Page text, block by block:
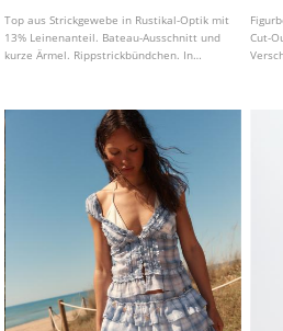
Top aus Strickgewebe in Rustikal-Optik mit
13% Leinenanteil. Bateau-Ausschnitt und
kurze Ärmel. Rippstrickbündchen. In
Cut-